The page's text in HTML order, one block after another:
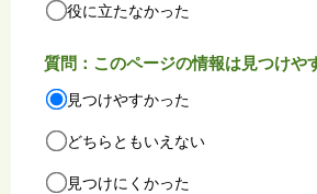
役に立たなかった
質問：このページの情報は見つけや
見つけやすかった
どちらともいえない
見つけにくかった